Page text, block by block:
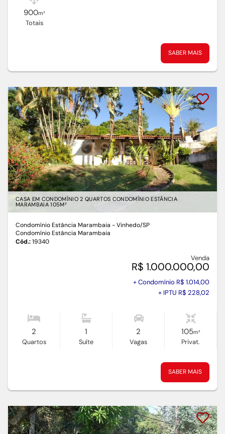
900m²
Totais
SABER MAIS
CASA EM CONDOMÍNIO 2 QUARTOS CONDOMÍNIO ESTÂNCIA
MARAMBAIA 105M²
Condomínio Estância Marambaia - Vinhedo/SP
Condomínio Estância Marambaia
Cód.:19340
Venda
R$ 1.000.000,00
+ Condomínio R$ 1.014,00
+ IPTU R$ 228,02
2
Quartos
1
Suíte
2
Vagas
105m²
Privat.
SABER MAIS